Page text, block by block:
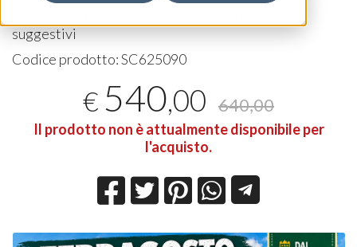
suggestivi
Codice prodotto:SC625090
€ 540,00 640,00
Il prodotto non è attualmente disponibile per
l'acquisto.